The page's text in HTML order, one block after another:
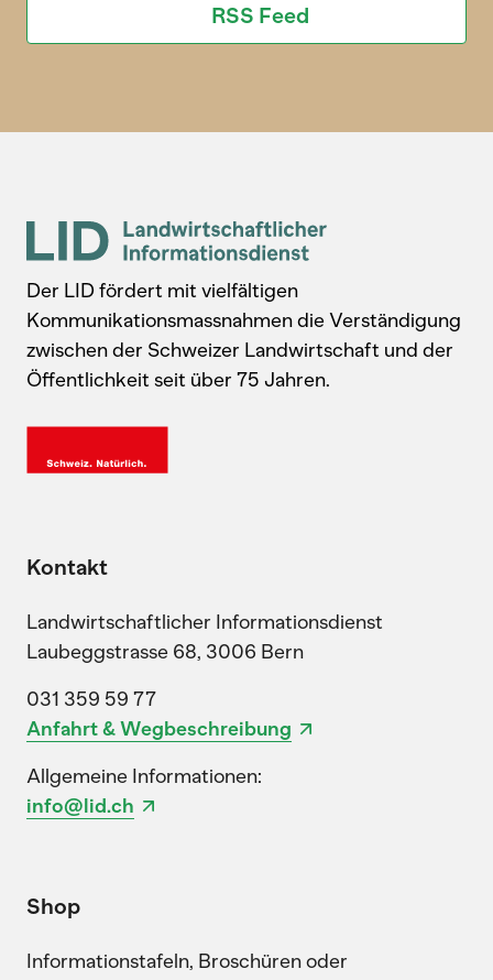
RSS Feed
Der LID fördert mit vielfältigen
Kommunikationsmassnahmen die Verständigung
zwischen der Schweizer Landwirtschaft und der
Öffentlichkeit seit über 75 Jahren.
Kontakt
Landwirtschaftlicher Informationsdienst
Laubeggstrasse 68, 3006 Bern
031 359 59 77
Anfahrt & Wegbeschreibung
Allgemeine Informationen:
info@lid.ch
Shop
Informationstafeln, Broschüren oder